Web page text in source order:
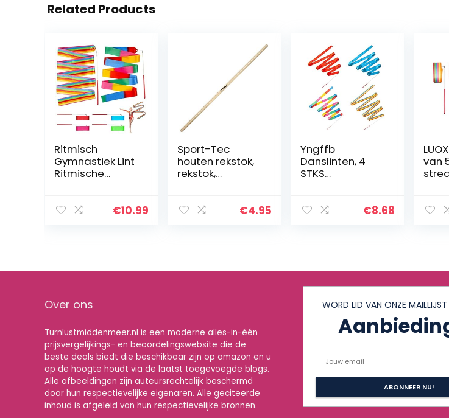
Related Products
Ritmisch
Gymnastiek Lint
Ritmische
Ribbon
Voor…
€10.99
Sport-Tec
houten rekstok,
rekstok,
gelakt
€4.95
Yngffb
Danslinten, 4
STKS
Artistieke
Streamers Met…
€8.68
van
den
Over ons
Turnlustmiddenmeer.nl is een moderne alles-in-één
prijsvergelijkings- en beoordelingswebsite die de
beste deals biedt die beschikbaar zijn op amazon en u
op de hoogte houdt via de laatst toegevoegde blogs.
Alle afbeeldingen zijn auteursrechtelijk beschermd
door hun respectievelijke eigenaren. Alle geciteerde
inhoud is afgeleid van hun respectievelijke bronnen.
WORD LID VAN ONZE